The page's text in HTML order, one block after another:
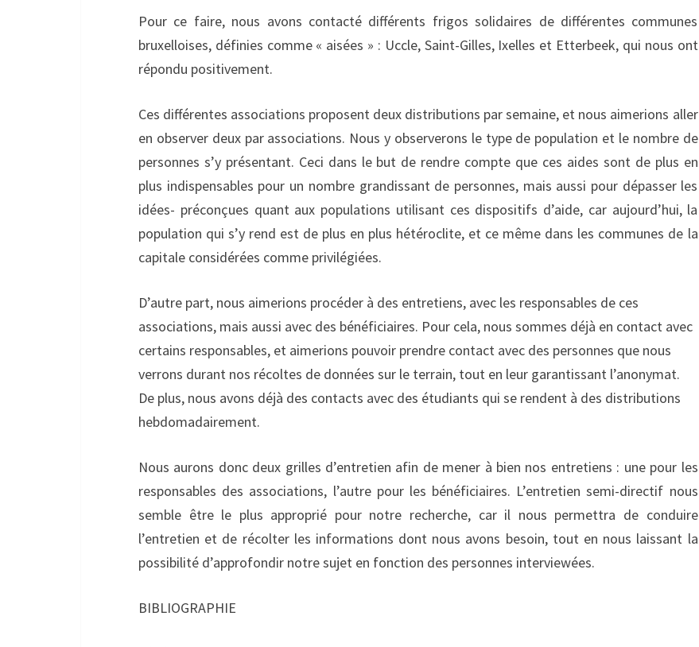
Pour ce faire, nous avons contacté différents frigos solidaires de différentes communes
bruxelloises, définies comme « aisées » : Uccle, Saint-Gilles, Ixelles et Etterbeek, qui nous ont
répondu positivement.
Ces différentes associations proposent deux distributions par semaine, et nous aimerions aller
en observer deux par associations. Nous y observerons le type de population et le nombre de
personnes s’y présentant. Ceci dans le but de rendre compte que ces aides sont de plus en
plus indispensables pour un nombre grandissant de personnes, mais aussi pour dépasser les
idées- préconçues quant aux populations utilisant ces dispositifs d’aide, car aujourd’hui, la
population qui s’y rend est de plus en plus hétéroclite, et ce même dans les communes de la
capitale considérées comme privilégiées.
D’autre part, nous aimerions procéder à des entretiens, avec les responsables de ces
associations, mais aussi avec des bénéficiaires. Pour cela, nous sommes déjà en contact avec
certains responsables, et aimerions pouvoir prendre contact avec des personnes que nous
verrons durant nos récoltes de données sur le terrain, tout en leur garantissant l’anonymat.
De plus, nous avons déjà des contacts avec des étudiants qui se rendent à des distributions
hebdomadairement.
Nous aurons donc deux grilles d’entretien afin de mener à bien nos entretiens : une pour les
responsables des associations, l’autre pour les bénéficiaires. L’entretien semi-directif nous
semble être le plus approprié pour notre recherche, car il nous permettra de conduire
l’entretien et de récolter les informations dont nous avons besoin, tout en nous laissant la
possibilité d’approfondir notre sujet en fonction des personnes interviewées.
BIBLIOGRAPHIE